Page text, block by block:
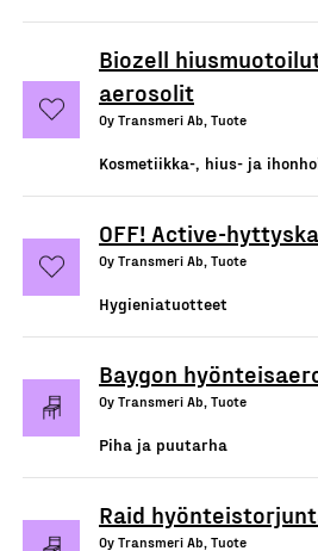
Biozell
aerosolit
Oy Transmeri Ab, Tuote
Kosmetiikka-, hius- ja
OFF! Active-
Oy Transmeri Ab, Tuote
Hygieniatuotteet
Baygon
Oy Transmeri Ab, Tuote
Piha ja puutarha
Raid
Oy Transmeri Ab, Tuote